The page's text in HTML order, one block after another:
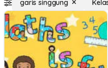
garis singgung